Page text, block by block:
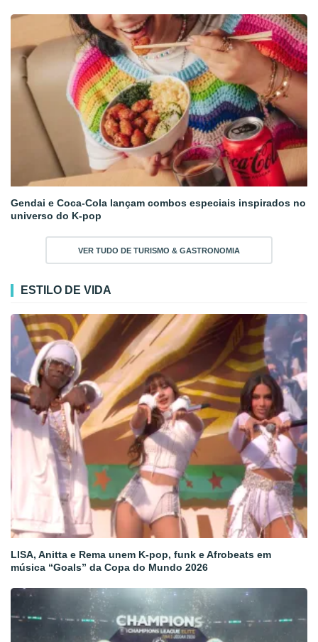
Gendai e Coca-Cola lançam combos especiais inspirados no
universo do K-pop
VER TUDO DE TURISMO & GASTRONOMIA
ESTILO DE VIDA
LISA, Anitta e Rema unem K-pop, funk e Afrobeats em
música “Goals” da Copa do Mundo 2026